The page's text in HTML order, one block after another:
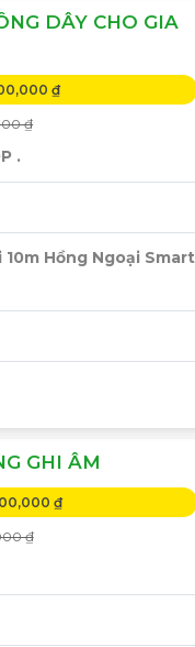
DÂY CHO GIA
₫
₫
.
10m Hồng Ngoại Smart
GHI ÂM
₫
₫